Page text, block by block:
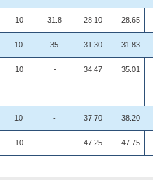
28.65
28.10
31.8
10
31.83
31.30
35
10
35.01
34.47
-
10
38.20
37.70
-
10
47.75
47.25
-
10